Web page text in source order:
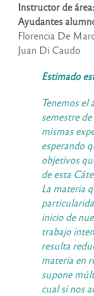
Instructor de área:
Ayudantes
Florencia De
Juan Di Caudo
Estimado
Tenemos el
semestre
mismas
esperando
objetivos
de esta
La materia
inicio de
trabajo
resulta
materia en
supone
cual si nos